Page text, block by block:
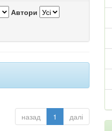
Автори
назад 1 далі